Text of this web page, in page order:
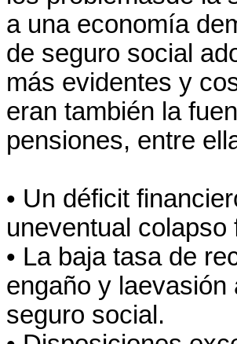
a una economía
de seguro social
más evidentes y
eran también la
pensiones, entre
• Un déficit
uneventual colapso
• La baja tasa de
engaño y
seguro social.